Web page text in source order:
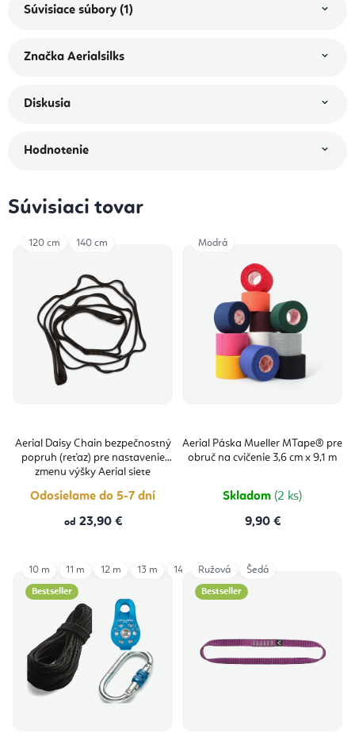
Súvisiace súbory (1)
Značka Aerialsilks
Diskusia
Hodnotenie
Súvisiaci tovar
Aerial Daisy Chain bezpečnostný
popruh (reťaz) pre nastavenie
zmenu výšky Aerial siete
Odosielame do 5-7 dní
od 23,90 €
120 cm 140 cm
Aerial Páska Mueller MTape® pre
obruč na cvičenie 3,6 cm x 9,1 m
Skladom (2 ks)
9,90 €
Modrá
Bestseller
10 m 11 m 12 m 13 m 14 m 6 m 7 m
Bestseller
Ružová Šedá